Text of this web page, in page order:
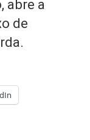
abre a
de